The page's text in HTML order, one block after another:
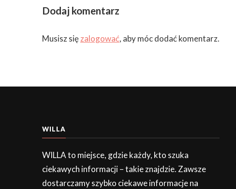
Dodaj komentarz
Musisz sięzalogować, aby móc dodać komentarz.
WILLA
WILLA to miejsce, gdzie każdy, kto szuka
ciekawych informacji – takie znajdzie. Zawsze
dostarczamy szybko ciekawe informacje na